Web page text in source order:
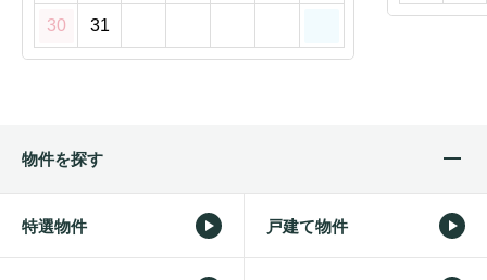
30 31
物件を探す
特選物件 戸建て物件